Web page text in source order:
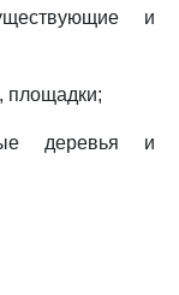
и
площадки;
деревья и